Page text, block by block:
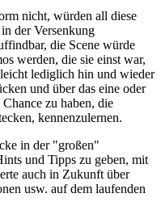
nicht, würden all diese
der Versenkung
die Scene würde
werden, die sie einst war,
lediglich hin und wieder
und über das eine oder
zu haben, die
kennenzulernen.
in der "großen"
und Tipps zu geben, mit
auch in Zukunft über
usw. auf dem laufenden